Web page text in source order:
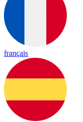
français